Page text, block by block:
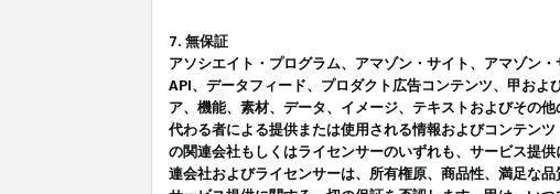
7. 無保証
アソシエイト・プログラム、アマゾン・サイト、アマゾ
API、データフィード、プロダクト広告コンテンツ、甲お
ア、機能、素材、データ、イメージ、テキストおよびその
代わる者による提供または使用される情報およびコンテン
の関連会社もしくはライセンサーのいずれも、サービス提
連会社およびライセンサーは、所有権原、商品性、満足な